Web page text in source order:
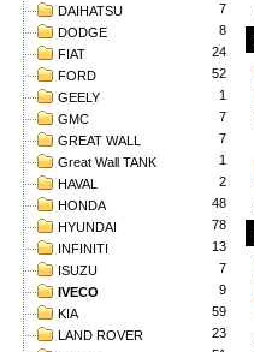
7
DAIHATSU
8
DODGE
24
FIAT
52
FORD
1
GEELY
7
GMC
7
GREAT WALL
1
Great Wall TANK
2
HAVAL
48
HONDA
78
HYUNDAI
13
INFINITI
7
ISUZU
9
IVECO
59
KIA
23
LAND ROVER